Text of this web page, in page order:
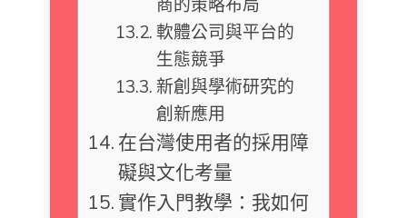
軟體公司與平台的
生態競爭
新創與學術研究的
創新應用
在台灣使用者的採用障
礙與文化考量
實作入門教學：我如何